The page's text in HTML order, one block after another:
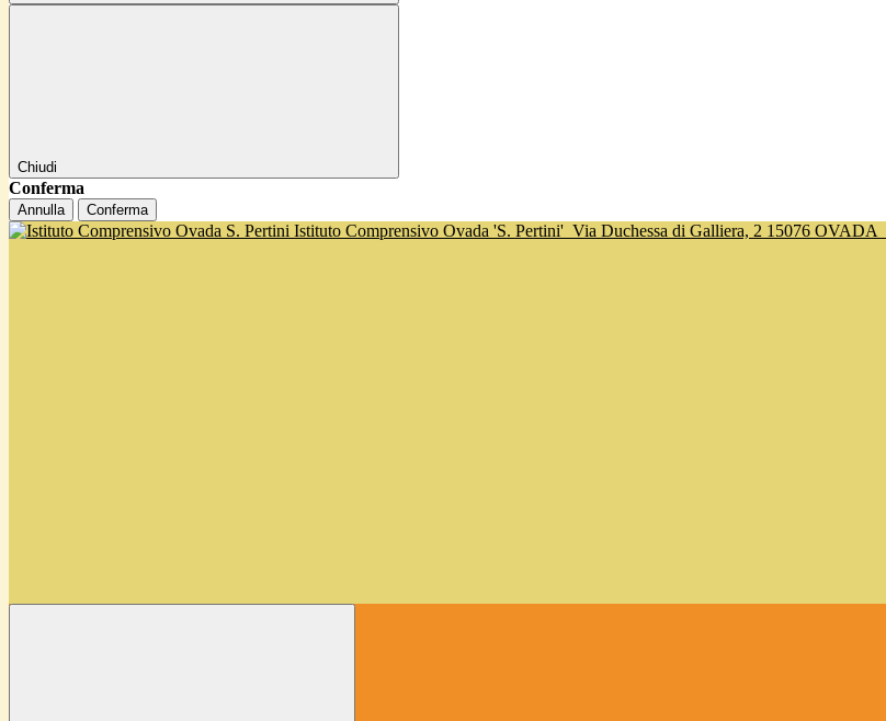
Chiudi
Conferma
Annulla Conferma
Istituto Comprensivo Ovada 'S. Pertini' Via Duchessa di Galliera, 2 15076 OVADA